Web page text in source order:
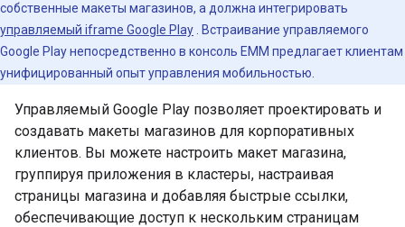
собственные макеты магазинов, а должна интегрировать
управляемый iframe Google Play . Встраивание управляемого
Google Play непосредственно в консоль EMM предлагает клиентам
унифицированный опыт управления мобильностью.
Управляемый Google Play позволяет проектировать и
создавать макеты магазинов для корпоративных
клиентов. Вы можете настроить макет магазина,
группируя приложения в кластеры, настраивая
страницы магазина и добавляя быстрые ссылки,
обеспечивающие доступ к нескольким страницам